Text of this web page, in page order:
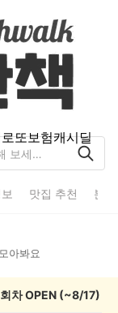
또보험캐시딜
맛집 추천 분
아봐요
차 OPEN (~8/17)